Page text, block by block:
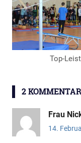
Top-
Warrior
2
Frau
14.